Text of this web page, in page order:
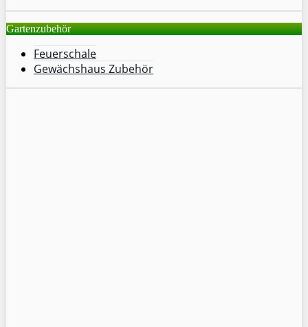
Gartenzubehör
Feuerschale
Gewächshaus Zubehör